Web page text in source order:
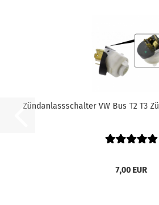
Zündanlassschalter VW Bus T2 T3
7,00 EUR